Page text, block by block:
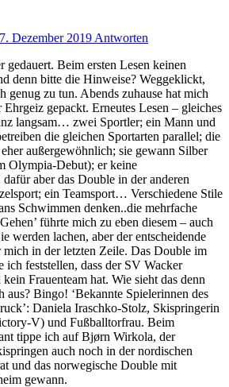
Dezember 2019 Antworten
gedauert. Beim ersten Lesen keinen
denn bitte die Hinweise? Weggeklickt,
genug zu tun. Abends zuhause hat mich
gepackt. Erneutes Lesen – gleiches
langsam… zwei Sportler; ein Mann und
die gleichen Sportarten parallel; die
außergewöhnlich; sie gewann Silber
Olympia-Debut); er keine
aber das Double in der anderen
ein Teamsport… Verschiedene Stile
Schwimmen denken..die mehrfache
führte mich zu eben diesem – auch
werden lachen, aber der entscheidende
in der letzten Zeile. Das Double im
ich feststellen, dass der SV Wacker
Frauenteam hat. Wie sieht das denn
aus? Bingo! ‘Bekannte Spielerinnen des
Daniela Iraschko-Stolz, Skispringerin
V) und Fußballtorfrau. Beim
tippe ich auf Bjørn Wirkola, der
auch noch in der nordischen
und das norwegische Double mit
gewann.